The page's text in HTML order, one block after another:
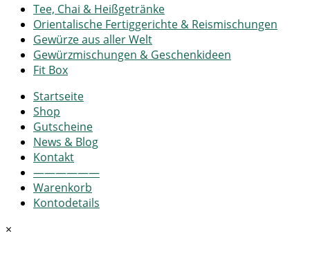
Tee, Chai & Heißgetränke
Orientalische Fertiggerichte & Reismischungen
Gewürze aus aller Welt
Gewürzmischungen & Geschenkideen
Fit Box
Startseite
Shop
Gutscheine
News & Blog
Kontakt
——————
Warenkorb
Kontodetails
×